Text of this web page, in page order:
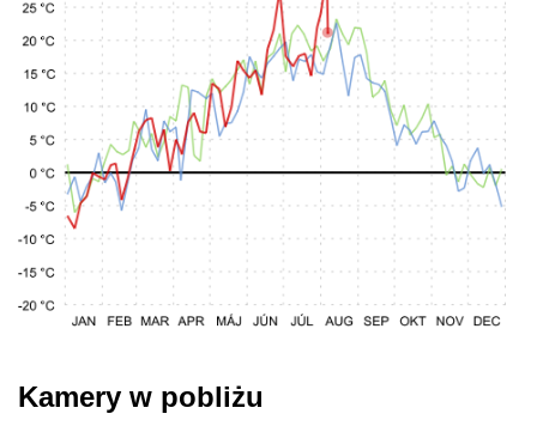
Kamery w pobliżu